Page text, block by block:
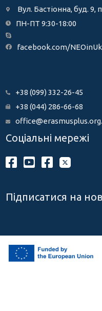
Вул. Бастіонна, буд. 9,
ПН-ПТ 9:30-18:00
facebook.com/
+38 (099) 332-26-45
+38 (044) 286-66-68
Соціальні мережі
Підписатися на